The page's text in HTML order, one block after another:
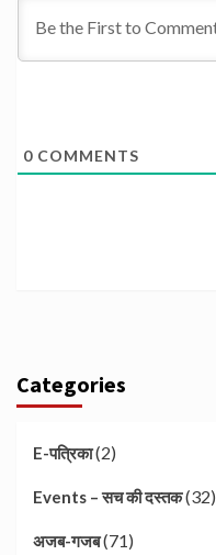
0 COMMENTS
Categories
E-पत्रिका(2)
Events – सच की दस्तक(32)
अजब-गजब(71)